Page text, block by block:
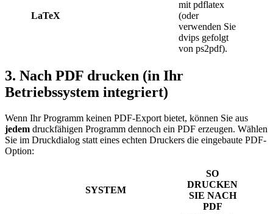
LaTeX
mit pdflatex
(oder
verwenden Sie
dvips gefolgt
von ps2pdf).
3. Nach PDF drucken (in Ihr
Betriebssystem integriert)
Wenn Ihr Programm keinen PDF-Export bietet, können Sie aus
jedem druckfähigen Programm dennoch ein PDF erzeugen. Wählen
Sie im Druckdialog statt eines echten Druckers die eingebaute PDF-
Option:
SYSTEM
SO
DRUCKEN
SIE NACH
PDF